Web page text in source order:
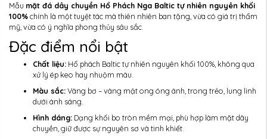
Mẫu mặt đá dây chuyền Hổ Phách Nga Baltic tự nhiên nguyên khối
100%chính là một tuyệt tác mà thiên nhiên ban tặng, vừa có giá trị thẩm
mỹ, vừa có ý nghĩa phong thủy sâu sắc.
Đặc điểm nổi bật
Chất liệu: Hổ phách Baltic tự nhiên nguyên khối 100%, không qua
xử lý ép keo hay nhuộm màu.
Màu sắc:Vàng bơ – vàng mật ong óng ánh, trong trẻo, lung linh
dưới ánh sáng.
Hình dáng: Dạng khối bo tròn mềm mại, phù hợp làm mặt dây
chuyền, giữ được sự nguyên sơ và tinh khiết.